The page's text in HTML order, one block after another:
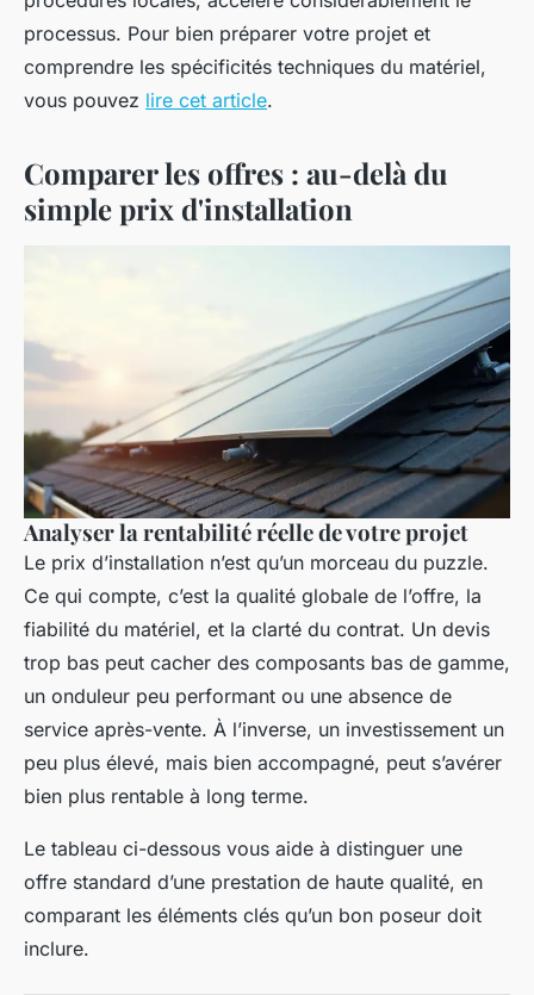
processus. Pour bien préparer votre projet et
comprendre les spécificités techniques du matériel,
vous pouvez lire cet article.
Comparer les offres : au-delà du
simple prix d'installation
Analyser la rentabilité réelle de votre projet
Le prix d’installation n’est qu’un morceau du puzzle.
Ce qui compte, c’est la qualité globale de l’offre, la
fiabilité du matériel, et la clarté du contrat. Un devis
trop bas peut cacher des composants bas de gamme,
un onduleur peu performant ou une absence de
service après-vente. À l’inverse, un investissement un
peu plus élevé, mais bien accompagné, peut s’avérer
bien plus rentable à long terme.
Le tableau ci-dessous vous aide à distinguer une
offre standard d’une prestation de haute qualité, en
comparant les éléments clés qu’un bon poseur doit
inclure.